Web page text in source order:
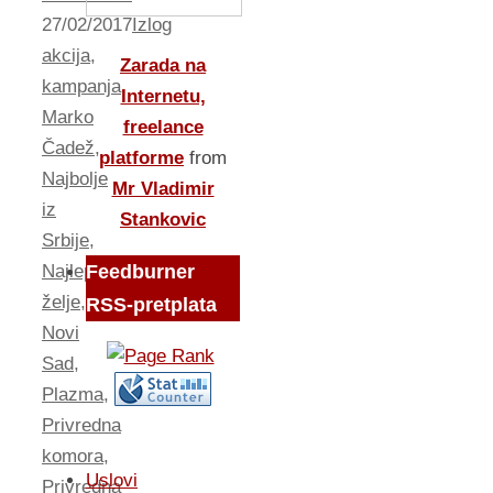
27/02/2017Izlog
akcija,
kampanja,
Marko
Čadež,
Najbolje
iz
Srbije,
Najlepše
želje,
Novi
Sad,
Plazma,
Privredna
komora,
Privredna
Zarada na
Internetu,
freelance
platforme from
Mr Vladimir
Stankovic
Feedburner
RSS-pretplata
Uslovi